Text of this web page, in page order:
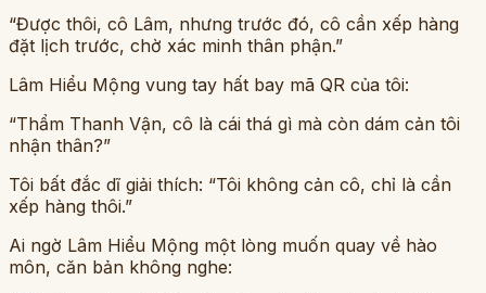
“Được thôi, cô Lâm, nhưng trước đó, cô cần xếp hàng
đặt lịch trước, chờ xác minh thân phận.”
Lâm Hiểu Mộng vung tay hất bay mã QR của tôi:
“Thẩm Thanh Vận, cô là cái thá gì mà còn dám cản tôi
nhận thân?”
Tôi bất đắc dĩ giải thích: “Tôi không cản cô, chỉ là cần
xếp hàng thôi.”
Ai ngờ Lâm Hiểu Mộng một lòng muốn quay về hào
môn, căn bản không nghe: